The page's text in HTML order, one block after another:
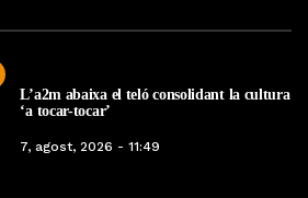
L’a2m abaixa el teló consolidant la cultura
‘a tocar-tocar’
7, agost, 2026 - 11:49